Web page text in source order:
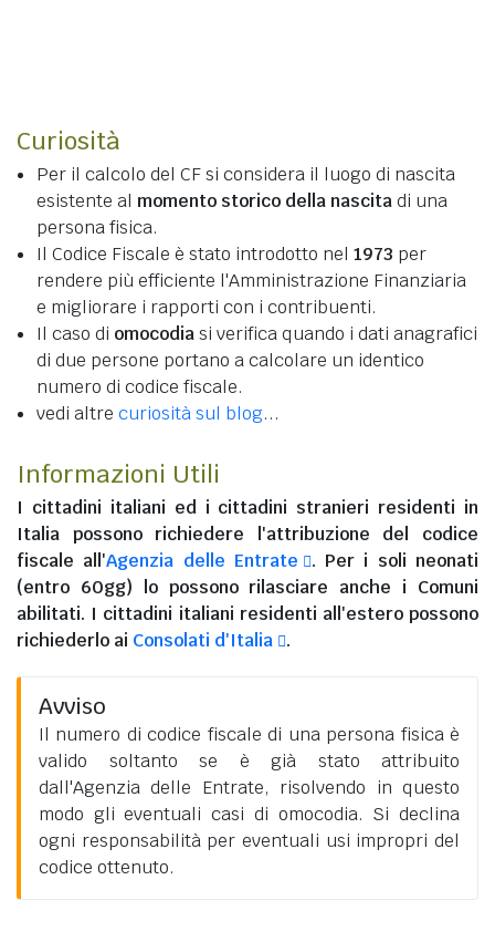
Curiosità
Per il calcolo del CF si considera il luogo di nascita
esistente al momento storico della nascitadi una
persona fisica.
Il Codice Fiscale è stato introdotto nel 1973 per
rendere più efficiente l'Amministrazione Finanziaria
e migliorare i rapporti con i contribuenti.
Il caso di omocodiasi verifica quando i dati anagrafici
di due persone portano a calcolare un identico
numero di codice fiscale.
vedi altre curiosità sul blog...
Informazioni Utili
I cittadini italiani ed i cittadini stranieri residenti in
Italia possono richiedere l'attribuzione del codice
fiscale all'Agenzia delle Entrate
. Per i soli neonati
(entro 60gg) lo possono rilasciare anche i Comuni
abilitati. I cittadini italiani residenti all'esteropossono
richiederlo ai Consolati d'Italia .
Avviso
Il numero di codice fiscale di una persona fisica è
valido soltanto se è già stato attribuito
dall'Agenzia delle Entrate, risolvendo in questo
modo gli eventuali casi di omocodia. Si declina
ogni responsabilità per eventuali usi impropri del
codice ottenuto.